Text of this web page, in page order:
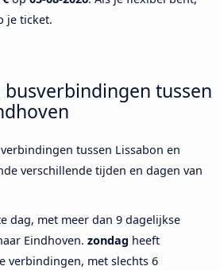
je ticket.
busverbindingen tussen
tussen Lissabon en
verschillende tijden en dagen van
dag, met meer dan 9 dagelijkse
Eindhoven. zondag heeft
verbindingen, met slechts 6